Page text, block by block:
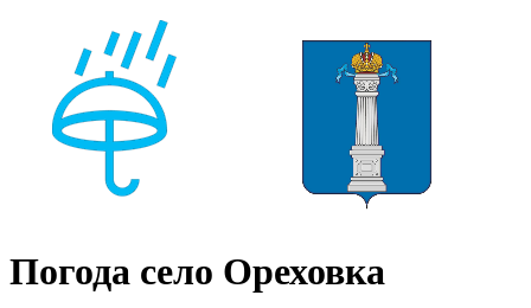
Погода село Ореховка